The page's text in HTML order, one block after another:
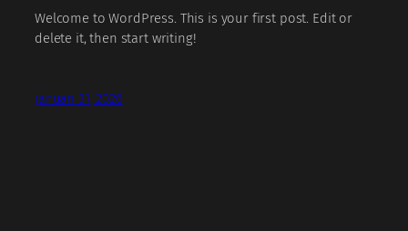
Welcome to WordPress. This is your first post. Edit or
delete it, then start writing!
januari 31, 2026